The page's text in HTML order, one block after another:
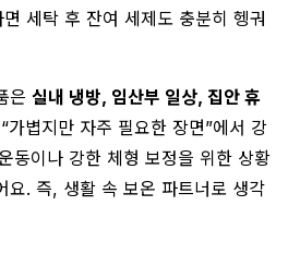
세탁 후 잔여 세제도 충분히 헹궈
은 실내 냉방, 임산부 일상, 집안 휴
가볍지만 자주 필요한 장면”에서 강
동이나 강한 체형 보정을 위한 상황
요. 즉, 생활 속 보온 파트너로 생각